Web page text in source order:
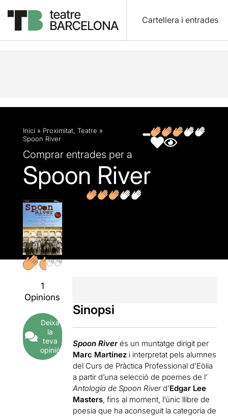
Cartellera i entrades
Descripció Fitxa artística Fotos i vídeos
Inici » Proximitat, Teatre »
Spoon River
Comprar entrades per a
Spoon River
1
Opinions
Deixa
la
teva
opinió
Sinopsi
Spoon Riverés un muntatge dirigit per
Marc Martínez i interpretat pels alumnes
del Curs de Pràctica Professional d’Eòlia
a partir d’una selecció de poemes de l’
Antologia de Spoon Riverd’Edgar Lee
Masters , fins al moment, l’únic llibre de
poesia que ha aconseguit la categoria de